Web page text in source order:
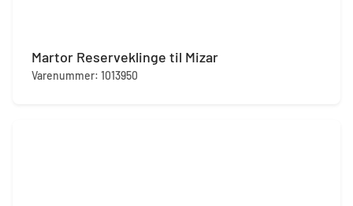
Martor Reserveklinge til Mizar
Varenummer: 1013950